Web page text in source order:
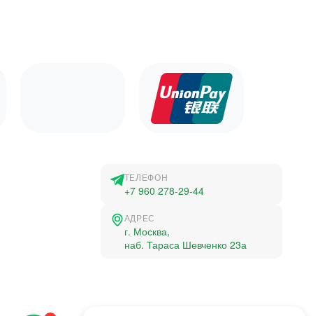
ТЕЛЕФОН
+7 960 278-29-44
АДРЕС
г. Москва,
наб. Тараса Шевченко 23а